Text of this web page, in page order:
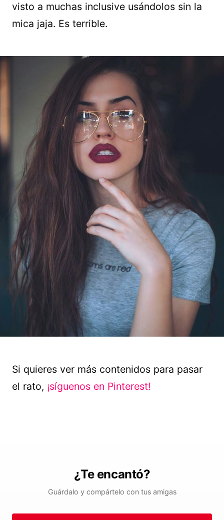
visto a muchas inclusive usándolos sin la
mica jaja. Es terrible.
Si quieres ver más contenidos para pasar
el rato, ¡síguenos en Pinterest!
¿Te encantó?
Guárdalo y compártelo con tus amigas